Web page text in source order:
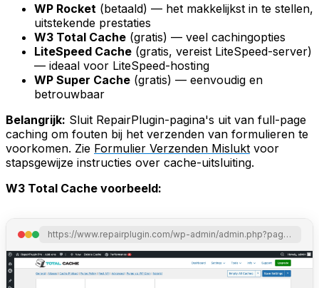
WP Rocket (betaald) — het makkelijkst in te stellen,
uitstekende prestaties
W3 Total Cache (gratis) — veel cachingopties
LiteSpeed Cache (gratis, vereist LiteSpeed-server)
— ideaal voor LiteSpeed-hosting
WP Super Cache (gratis) — eenvoudig en
betrouwbaar
Belangrijk: Sluit RepairPlugin-pagina's uit van full-page
caching om fouten bij het verzenden van formulieren te
voorkomen. Zie Formulier Verzenden Mislukt voor
stapsgewijze instructies over cache-uitsluiting.
W3 Total Cache voorbeeld:
https://www.repairplugin.com/wp-admin/admin.php?page=w3tc_pgcache